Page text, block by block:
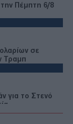
Πέμπτη 6/8
σε
Τραμπ
για το Στενό